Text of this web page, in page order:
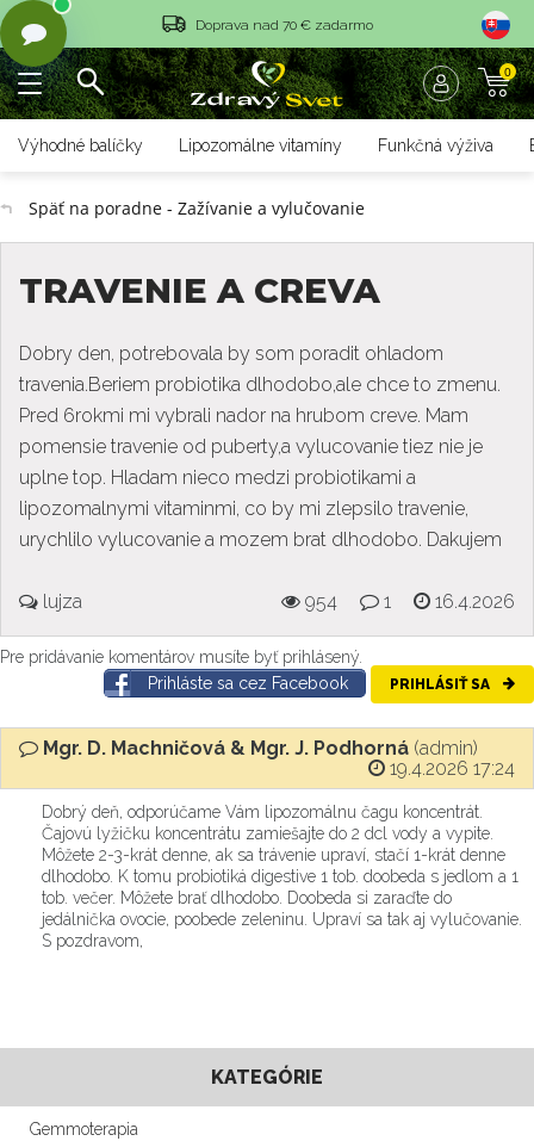
Doprava nad 70 € zadarmo
Vrátenie tovaru do 14 dní
Rýchle dodanie <36 hod
0
Výhodné balíčky Lipozomálne vitamíny Funkčná výživa
Späť na poradne - Zažívanie a vylučovanie
TRAVENIE A CREVA
Dobry den, potrebovala by som poradit ohladom
travenia.Beriem probiotika dlhodobo,ale chce to zmenu.
Pred 6rokmi mi vybrali nador na hrubom creve. Mam
pomensie travenie od puberty,a vylucovanie tiez nie je
uplne top. Hladam nieco medzi probiotikami a
lipozomalnymi vitaminmi, co by mi zlepsilo travenie,
urychlilo vylucovanie a mozem brat dlhodobo. Dakujem
lujza 954 1 16.4.2026
Pre pridávanie komentárov musíte byť prihlásený.
Prihláste sa cez Facebook
PRIHLÁSIŤ SA
Mgr. D. Machničová & Mgr. J. Podhorná (admin)
19.4.2026 17:24
Dobrý deň, odporúčame Vám lipozomálnu čagu koncentrát.
Čajovú lyžičku koncentrátu zamiešajte do 2 dcl vody a vypite.
Môžete 2-3-krát denne, ak sa trávenie upraví, stačí 1-krát denne
dlhodobo. K tomu probiotiká digestive 1 tob. doobeda s jedlom a 1
tob. večer. Môžete brať dlhodobo. Doobeda si zaraďte do
jedálnička ovocie, poobede zeleninu. Upraví sa tak aj vylučovanie.
S pozdravom,
KATEGÓRIE
Gemmoterapia